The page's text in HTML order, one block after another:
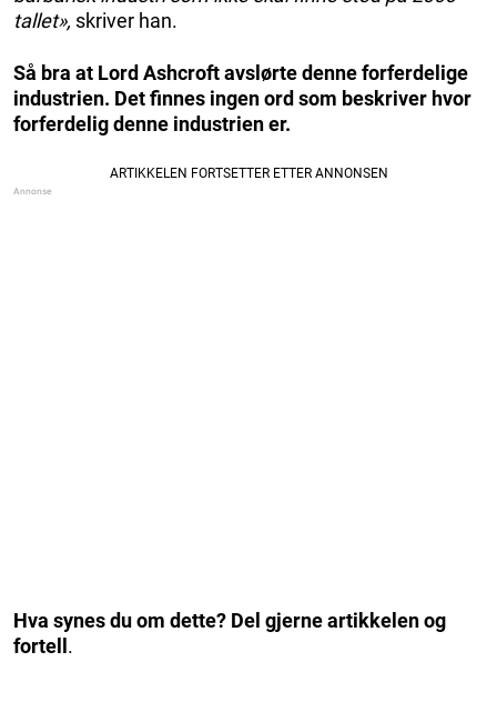
tallet», skriver han.
Så bra at Lord Ashcroft avslørte denne forferdelige
industrien. Det finnes ingen ord som beskriver hvor
forferdelig denne industrien er.
Hva synes du om dette? Del gjerne artikkelen og
fortell .